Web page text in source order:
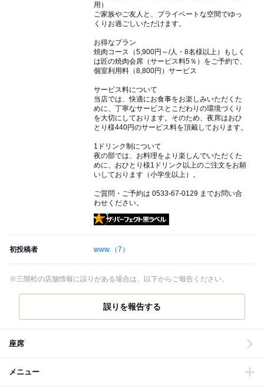
用）
ご家族やご友人と、プライベートな空間でゆっ
くりお過ごしいただけます。
お得なプラン
焼肉コース（5,900円～/人・8名様以上）もしく
は匠の焼肉会席（サービス料5％）をご予約で、
個室利用料（8,800円）サービス
サービス料について
当店では、快適にお食事をお楽しみいただくた
めに、丁寧なサービスとこだわりの環境づくり
を大切にしております。そのため、夜席はおひ
とり様440円のサービス料を頂戴しております。
1ドリンク制について
夜の部では、お料理をより楽しんでいただくた
めに、おひとり様1ドリンク以上のご注文をお願
いしております（小学生以上）。
ご質問・ご予約は 0533-67-0129 までお問い合
わせください。
初投稿者 www. （7）
※三階松の店舗情報に誤りがある場合は、以下からご報告ください。
誤りを報告する
座席
メニュー